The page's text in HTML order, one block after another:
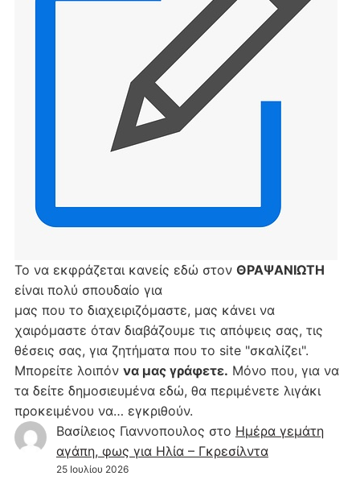
Το να εκφράζεται κανείς εδώ στον ΘΡΑΨΑΝΙΩΤΗ
είναι πολύ σπουδαίο για
μας που το διαχειριζόμαστε, μας κάνει να
χαιρόμαστε όταν διαβάζουμε τις απόψεις σας, τις
θέσεις σας, για ζητήματα που το site "σκαλίζει".
Μπορείτε λοιπόν να μας γράφετε. Μόνο που, για να
τα δείτε δημοσιευμένα εδώ, θα περιμένετε λιγάκι
προκειμένου να… εγκριθούν.
Βασίλειος Γιαννοπουλος στο Hμέρα γεμάτη
αγάπη, φως για Ηλία – Γκρεσίλντα
25 Ιουλίου 2026